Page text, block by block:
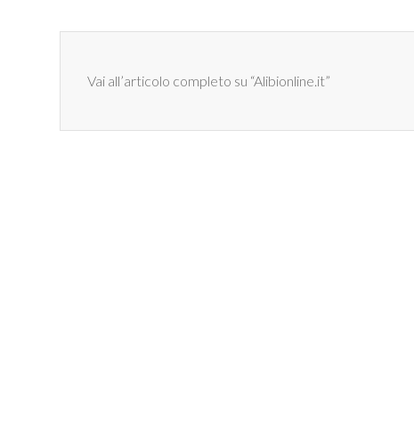
Vai all’articolo completo su “Alibionline.it”